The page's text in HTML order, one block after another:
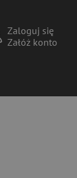
Zaloguj się
Załóż konto